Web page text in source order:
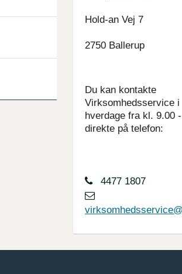
Hold-an Vej 7
2750 Ballerup
Du kan kontakte
Virksomhedsservice i
hverdage fra kl. 9.00
direkte på telefon:
4477 1807